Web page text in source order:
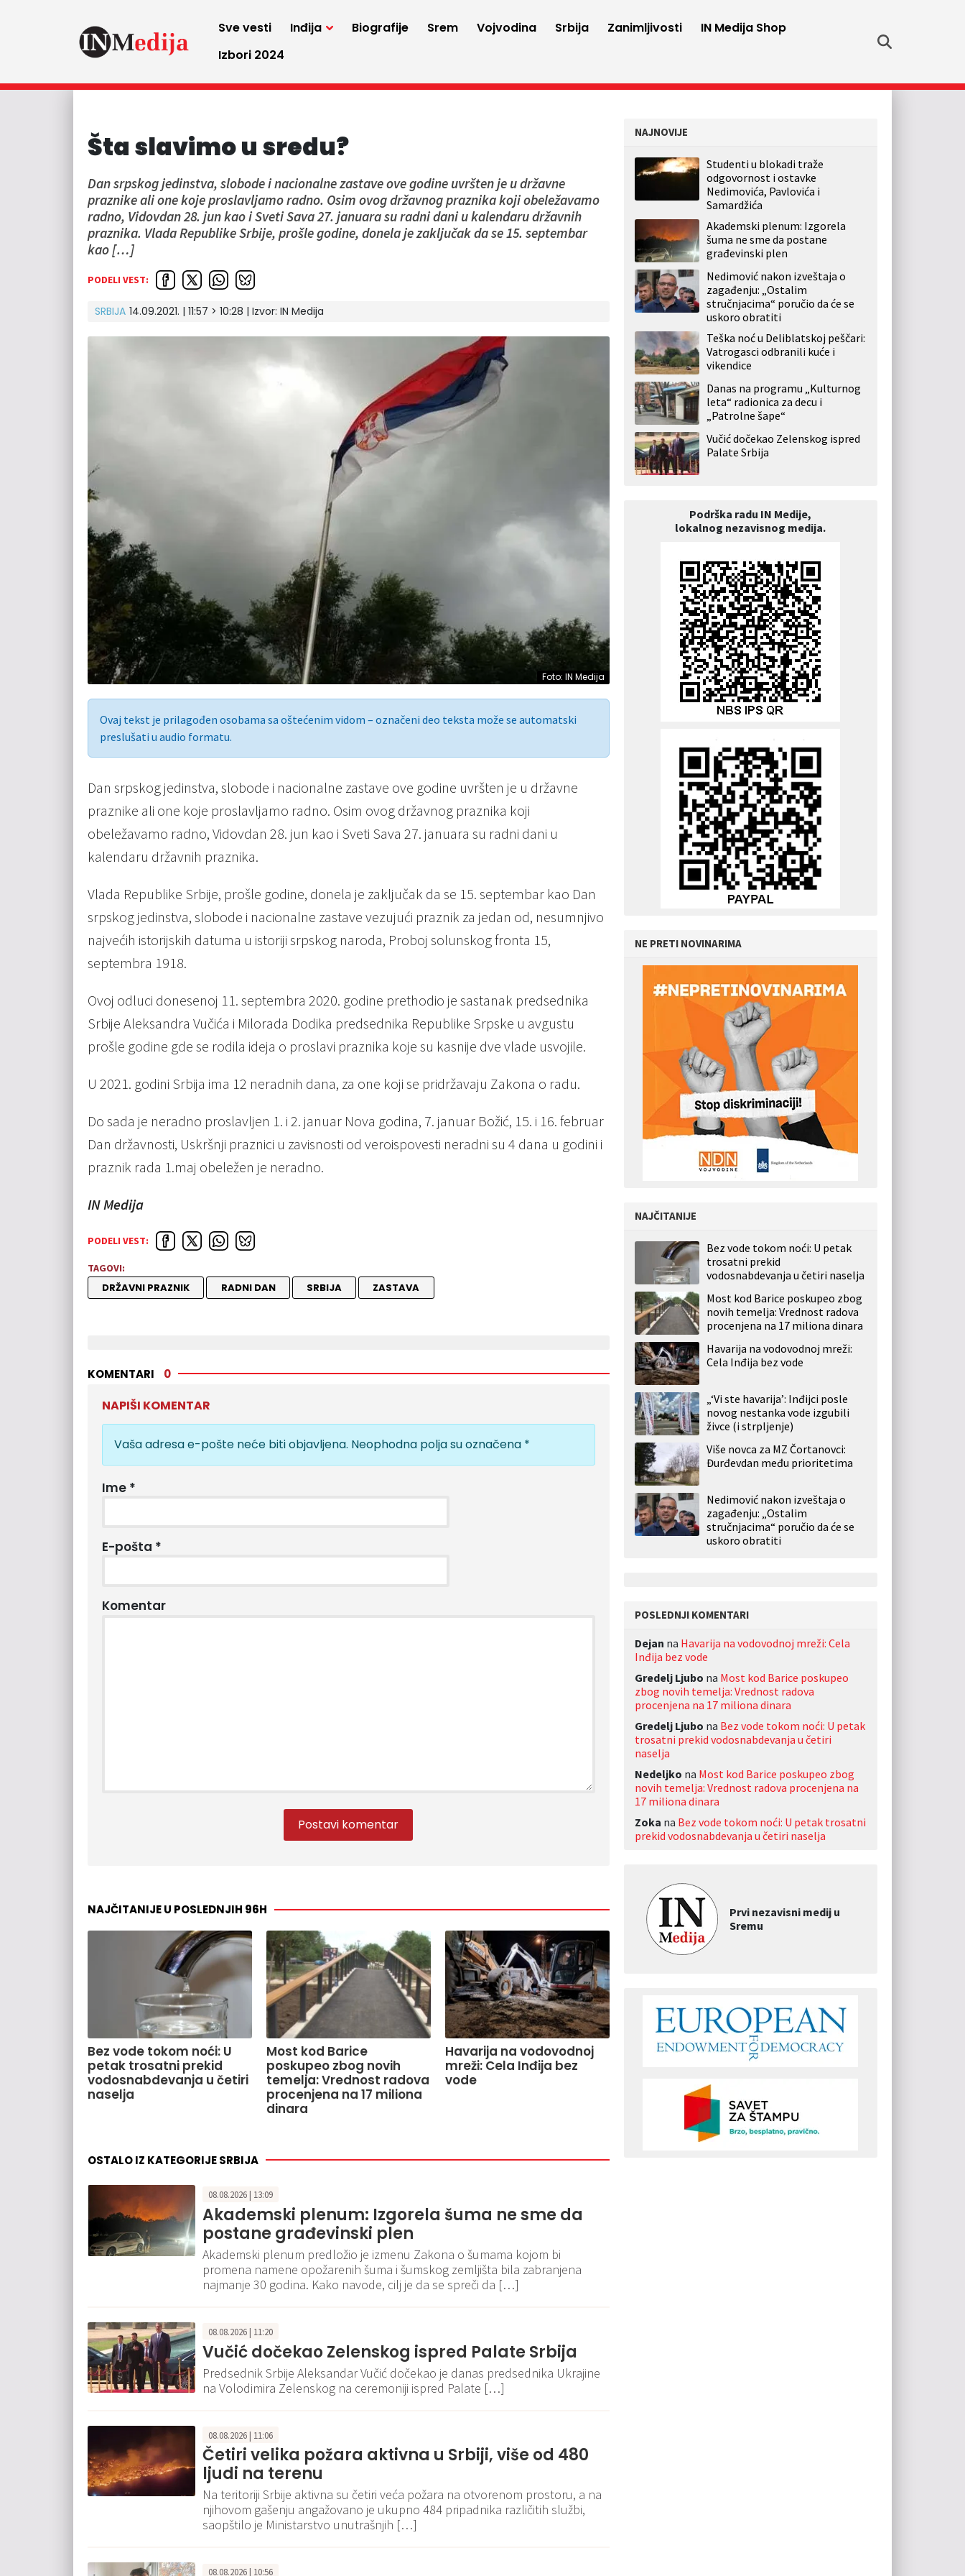
Sve vesti Inđija Biografije Srem Vojvodina Srbija Zanimljivosti
IN Medija Shop
Izbori 2024
Šta slavimo u sredu?
Dan srpskog jedinstva, slobode i nacionalne zastave ove godine uvršten je u državne
praznike ali one koje proslavljamo radno. Osim ovog državnog praznika koji obeležavamo
radno, Vidovdan 28. jun kao i Sveti Sava 27. januara su radni dani u kalendaru državnih
praznika. Vlada Republike Srbije, prošle godine, donela je zaključak da se 15. septembar
kao […]
PODELI VEST:
SRBIJA 14.09.2021. | 11:57 > 10:28 | Izvor: IN Medija
Foto: IN Medija
Ovaj tekst je prilagođen osobama sa oštećenim vidom – označeni deo teksta može se automatski
preslušati u audio formatu.
Dan srpskog jedinstva, slobode i nacionalne zastave ove godine uvršten je u državne
praznike ali one koje proslavljamo radno. Osim ovog državnog praznika koji
obeležavamo radno, Vidovdan 28. jun kao i Sveti Sava 27. januara su radni dani u
kalendaru državnih praznika.
Vlada Republike Srbije, prošle godine, donela je zaključak da se 15. septembar kao Dan
srpskog jedinstva, slobode i nacionalne zastave vezujući praznik za jedan od, nesumnjivo
najvećih istorijskih datuma u istoriji srpskog naroda, Proboj solunskog fronta 15,
septembra 1918.
Ovoj odluci donesenoj 11. septembra 2020. godine prethodio je sastanak predsednika
Srbije Aleksandra Vučića i Milorada Dodika predsednika Republike Srpske u avgustu
prošle godine gde se rodila ideja o proslavi praznika koje su kasnije dve vlade usvojile.
U 2021. godini Srbija ima 12 neradnih dana, za one koji se pridržavaju Zakona o radu.
Do sada je neradno proslavljen 1. i 2. januar Nova godina, 7. januar Božić, 15. i 16. februar
Dan državnosti, Uskršnji praznici u zavisnosti od veroispovesti neradni su 4 dana u godini i
praznik rada 1.maj obeležen je neradno.
IN Medija
PODELI VEST:
TAGOVI:
DRŽAVNI PRAZNIK RADNI DAN SRBIJA ZASTAVA
KOMENTARI 0
NAPIŠI KOMENTAR
Vaša adresa e-pošte neće biti objavljena. Neophodna polja su označena *
Ime *
E-pošta *
Komentar
NAJČITANIJE U POSLEDNJIH 96H
Bez vode tokom noći: U
petak trosatni prekid
vodosnabdevanja u četiri
naselja
Most kod Barice
poskupeo zbog novih
temelja: Vrednost radova
procenjena na 17 miliona
dinara
Havarija na vodovodnoj
mreži: Cela Inđija bez
vode
OSTALO IZ KATEGORIJE SRBIJA
08.08.2026 | 13:09
Akademski plenum: Izgorela šuma ne sme da
postane građevinski plen
Akademski plenum predložio je izmenu Zakona o šumama kojom bi
promena namene opožarenih šuma i šumskog zemljišta bila zabranjena
najmanje 30 godina. Kako navode, cilj je da se spreči da […]
08.08.2026 | 11:20
Vučić dočekao Zelenskog ispred Palate Srbija
Predsednik Srbije Aleksandar Vučić dočekao je danas predsednika Ukrajine
na Volodimira Zelenskog na ceremoniji ispred Palate […]
08.08.2026 | 11:06
Četiri velika požara aktivna u Srbiji, više od 480
ljudi na terenu
Na teritoriji Srbije aktivna su četiri veća požara na otvorenom prostoru, a na
njihovom gašenju angažovano je ukupno 484 pripadnika različitih službi,
saopštilo je Ministarstvo unutrašnjih […]
08.08.2026 | 10:56
NAJNOVIJE
Studenti u blokadi traže
odgovornost i ostavke
Nedimovića, Pavlovića i
Samardžića
Akademski plenum: Izgorela
šuma ne sme da postane
građevinski plen
Nedimović nakon izveštaja o
zagađenju: „Ostalim
stručnjacima“ poručio da će se
uskoro obratiti
Teška noć u Deliblatskoj peščari:
Vatrogasci odbranili kuće i
vikendice
Danas na programu „Kulturnog
leta“ radionica za decu i
„Patrolne šape“
Vučić dočekao Zelenskog ispred
Palate Srbija
Podrška radu IN Medije,
lokalnog nezavisnog medija.
NE PRETI NOVINARIMA
NAJČITANIJE
Bez vode tokom noći: U petak
trosatni prekid
vodosnabdevanja u četiri naselja
Most kod Barice poskupeo zbog
novih temelja: Vrednost radova
procenjena na 17 miliona dinara
Havarija na vodovodnoj mreži:
Cela Inđija bez vode
„‘Vi ste havarija’: Inđijci posle
novog nestanka vode izgubili
živce (i strpljenje)
Više novca za MZ Čortanovci:
Đurđevdan među prioritetima
Nedimović nakon izveštaja o
zagađenju: „Ostalim
stručnjacima“ poručio da će se
uskoro obratiti
POSLEDNJI KOMENTARI
Dejan na Havarija na vodovodnoj mreži: Cela
Inđija bez vode
Gredelj Ljubo na Most kod Barice poskupeo
zbog novih temelja: Vrednost radova
procenjena na 17 miliona dinara
Gredelj Ljubo na Bez vode tokom noći: U petak
trosatni prekid vodosnabdevanja u četiri
naselja
Nedeljko na Most kod Barice poskupeo zbog
novih temelja: Vrednost radova procenjena na
17 miliona dinara
Zoka na Bez vode tokom noći: U petak trosatni
prekid vodosnabdevanja u četiri naselja
Prvi nezavisni medij u
Sremu